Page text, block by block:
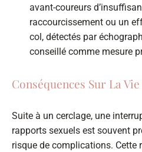
avant-coureurs
raccourcissement ou un
col, détectés par
conseillé comme mesure
Conséquences Sur La
Suite à un cerclage, une
rapports sexuels est souvent
risque de complications. Cette